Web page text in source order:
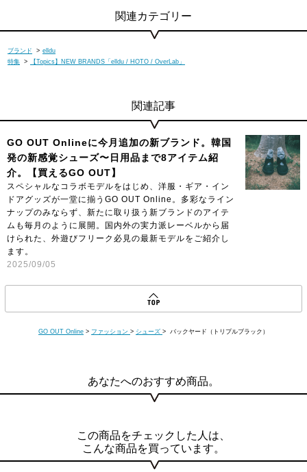
関連カテゴリー
ブランド > elldu
特集 > 【Topics】NEW BRANDS「elldu / HOTO / OverLab」
関連記事
GO OUT Onlineに今月追加の新ブランド。韓国
発の新感覚シューズ〜日用品まで8アイテム紹
介。【買えるGO OUT】
スペシャルなコラボモデルをはじめ、洋服・ギア・イン
ドアグッズが一堂に揃うGO OUT Online。多彩なライン
ナップのみならず、新たに取り扱う新ブランドのアイテ
ムも毎月のように展開。国内外の実力派レーベルから届
けられた、外遊びフリーク必見の最新モデルをご紹介し
ます。
2025/09/05
GO OUT Online > ファッション > シューズ > バックヤード（トリプルブラック）
あなたへのおすすめ商品。
この商品をチェックした人は、
こんな商品を買っています。